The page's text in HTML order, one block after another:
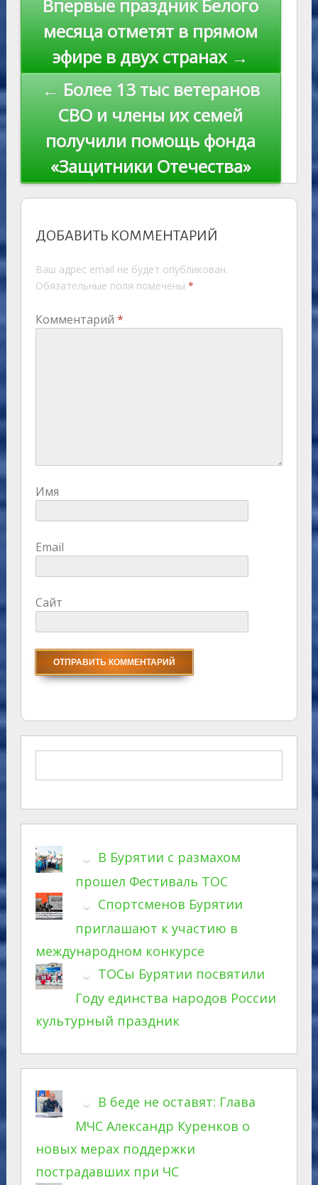
ni
ki
al
k
записям
Впервые праздник Белого
месяца отметят в прямом
эфире в двух странах →
← Более 13 тыс ветеранов
СВО и члены их семей
получили помощь фонда
«Защитники Отечества»
ДОБАВИТЬ КОММЕНТАРИЙ
Ваш адрес email не будет опубликован.
Обязательные поля помечены *
Комментарий *
Имя
Email
Сайт
В Бурятии с размахом
прошел Фестиваль ТОС
Спортсменов Бурятии
приглашают к участию в
международном конкурсе
ТОСы Бурятии посвятили
Году единства народов России
культурный праздник
В беде не оставят: Глава
МЧС Александр Куренков о
новых мерах поддержки
пострадавших при ЧС